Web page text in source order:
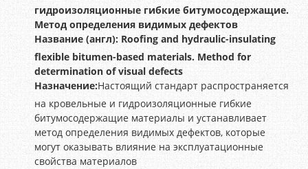
гидроизоляционные гибкие битумосодержащие.
Метод определения видимых дефектов
Название (англ): Roofing and hydraulic-insulating
flexible bitumen-based materials. Method for
determination of visual defects
Назначение:Настоящий стандарт распространяется
на кровельные и гидроизоляционные гибкие
битумосодержащие материалы и устанавливает
метод определения видимых дефектов, которые
могут оказывать влияние на эксплуатационные
свойства материалов